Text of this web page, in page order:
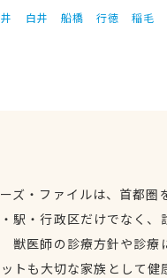
白井 船橋 行徳 稲毛
ズ・ファイルは、首都
駅・行政区だけでなく
獣医師の診療方針や診療
トも大切な家族として